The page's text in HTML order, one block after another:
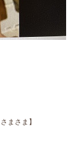
まさま】